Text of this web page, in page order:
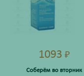
1093 ₽
Соберём во вторник